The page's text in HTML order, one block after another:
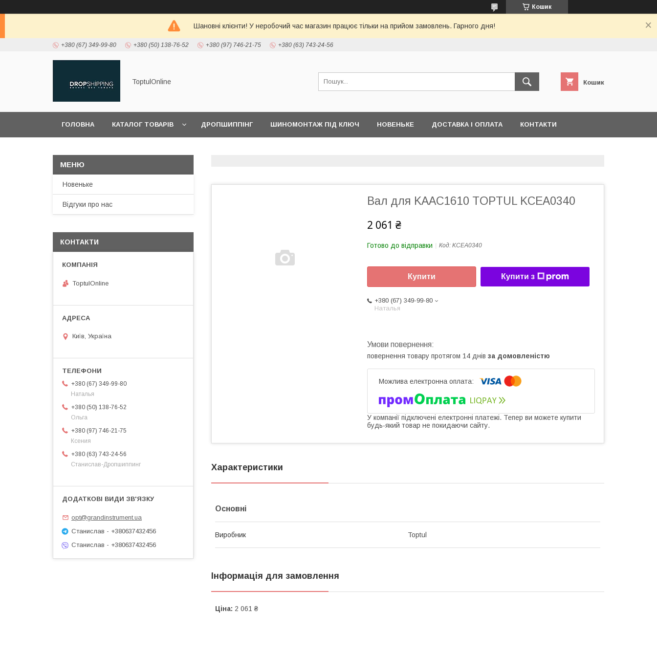
Кошик
Шановні клієнти! У неробочий час магазин працює тільки на прийом замовлень. Гарного дня!
+380 (67) 349-99-80 +380 (50) 138-76-52 +380 (97) 746-21-75 +380 (63) 743-24-56
ToptulOnline Кошик
ГОЛОВНА КАТАЛОГ ТОВАРІВ ДРОПШИППІНГ ШИНОМОНТАЖ ПІД КЛЮЧ НОВЕНЬКЕ ДОСТАВКА І ОПЛАТА КОНТАКТИ
Вал для KAAC1610 TOPTUL KCEA0340
2 061 ₴
Готово до відправки Код: KCEA0340
Купити Купити з
+380 (67) 349-99-80
Наталья
повернення товару протягом 14 днів за домовленістю
У компанії підключені електронні платежі. Тепер ви можете купити
будь-який товар не покидаючи сайту.
Характеристики
Основні
Виробник Toptul
Інформація для замовлення
Ціна: 2 061 ₴
Новеньке
Відгуки про нас
КОНТАКТИ
ToptulOnline
Київ, Україна
+380 (67) 349-99-80
Наталья
+380 (50) 138-76-52
Ольга
+380 (97) 746-21-75
Ксения
+380 (63) 743-24-56
Станислав-Дропшиппинг
opt@grandinstrument.ua
Станислав - +380637432456
Станислав - +380637432456